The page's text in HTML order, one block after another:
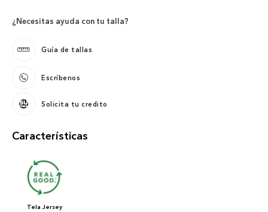
¿Necesitas ayuda con tu talla?
Guía de tallas
Escríbenos
Solicita tu credito
Características
Tela Jersey